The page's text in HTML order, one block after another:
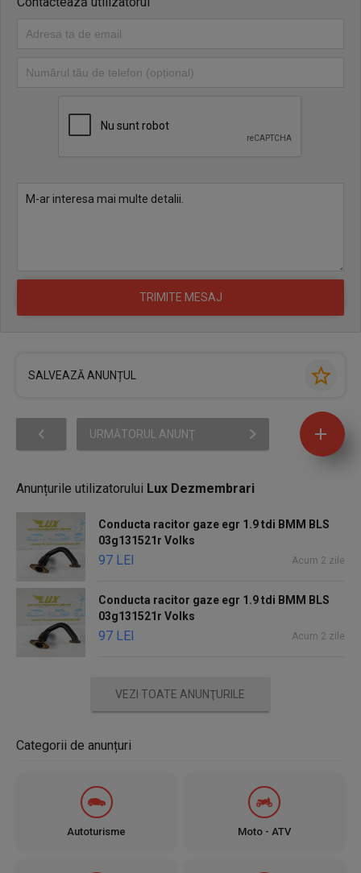
SALVEAZĂ ANUNȚUL
URMĂTORUL ANUNŢ
Anunțurile utilizatorului Lux Dezmembrari
Conducta racitor gaze egr 1.9 tdi BMM BLS
03g131521r Volks
97 LEI Acum 2 zile
Conducta racitor gaze egr 1.9 tdi BMM BLS
03g131521r Volks
97 LEI Acum 2 zile
VEZI TOATE ANUNŢURILE
Categorii de anunțuri
Autoturisme Moto - ATV